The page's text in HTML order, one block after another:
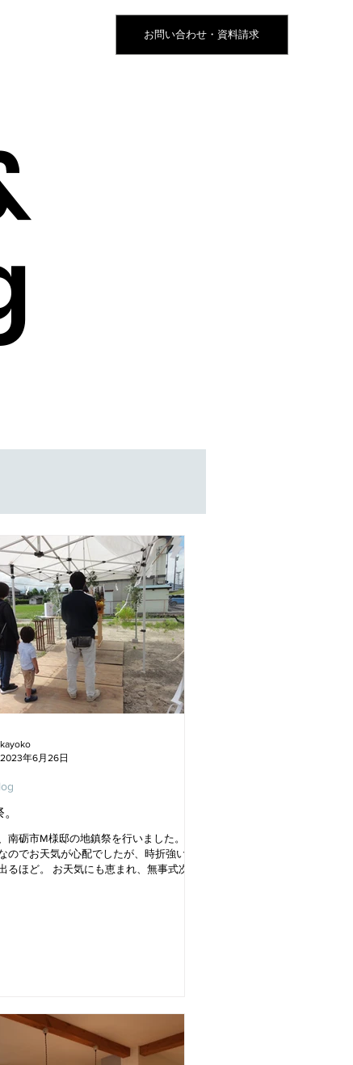
お問い合わせ・資料請求
南砺市M様邸の地鎮祭を行いました。 梅
のでお天気が心配でしたが、時折強い日
るほど。 お天気にも恵まれ、無事式次第
kayoko
2023年6月26日